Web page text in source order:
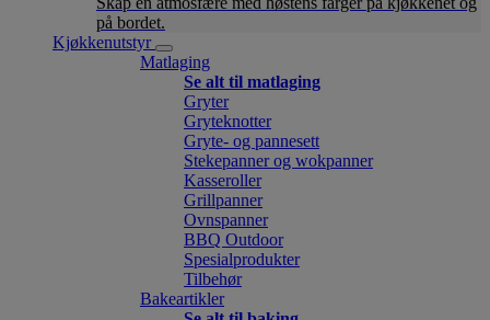
på bordet.
Kjøkkenutstyr
Matlaging
Se alt til matlaging
Gryter
Gryteknotter
Gryte- og pannesett
Stekepanner og wokpanner
Kasseroller
Grillpanner
Ovnspanner
BBQ Outdoor
Spesialprodukter
Tilbehør
Bakeartikler